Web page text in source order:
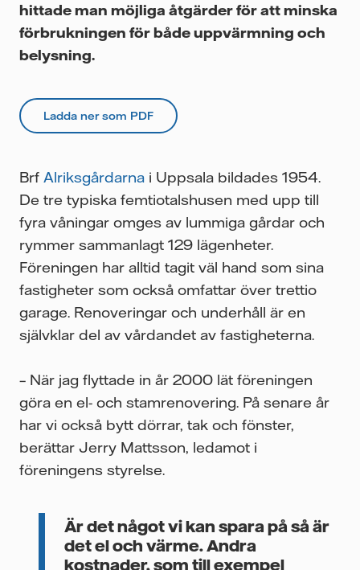
hittade man möjliga åtgärder för att minska
förbrukningen för både uppvärmning och
belysning.
Ladda ner som PDF
Brf Alriksgårdarna i Uppsala bildades 1954.
De tre typiska femtiotalshusen med upp till
fyra våningar omges av lummiga gårdar och
rymmer sammanlagt 129 lägenheter.
Föreningen har alltid tagit väl hand som sina
fastigheter som också omfattar över trettio
garage. Renoveringar och underhåll är en
självklar del av vårdandet av fastigheterna.
– När jag flyttade in år 2000 lät föreningen
göra en el- och stamrenovering. På senare år
har vi också bytt dörrar, tak och fönster,
berättar Jerry Mattsson, ledamot i
föreningens styrelse.
Är det något vi kan spara på så är
det el och värme. Andra
kostnader, som till exempel